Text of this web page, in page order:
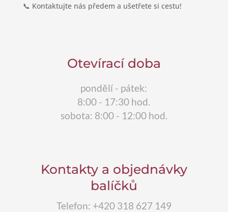
📞 Kontaktujte nás předem a ušetřete si cestu!
Otevírací doba
pondělí - pátek:
8:00 - 17:30 hod.
sobota: 8:00 - 12:00 hod.
Kontakty a objednávky
balíčků
Telefon: +420 318 627 149